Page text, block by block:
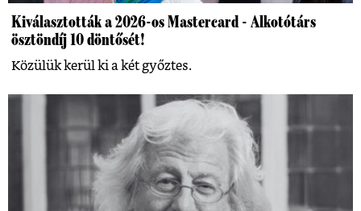
Kiválasztották a 2026-os Mastercard - Alkotótárs
ösztöndíj 10 döntősét!
Közülük kerül ki a két győztes.